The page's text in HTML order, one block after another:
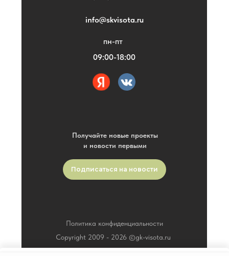
Политика конфиденциальности
Copyright 2009 - 2026 ©gk-visota.ru
Получайте новые проекты
и новости первыми
info@skvisota.ru
пн-пт
09:00-18:00
Подписаться на новости